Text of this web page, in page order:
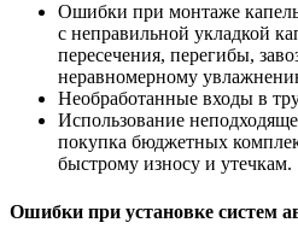
Ошибки при монтаже
с неправильной укладкой
пересечения, перегибы,
неравномерному
Необработанные входы в
Использование
покупка бюджетных
быстрому износу и утечкам.
Ошибки при установке систем